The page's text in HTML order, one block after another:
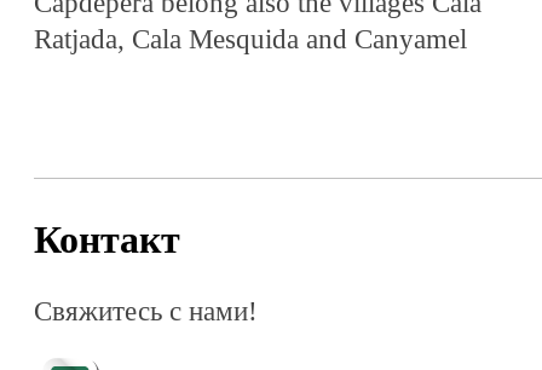
Ratjada, Cala Mesquida and Canyamel
Вы владелец этого сайта?
Контакт
Свяжитесь с нами!